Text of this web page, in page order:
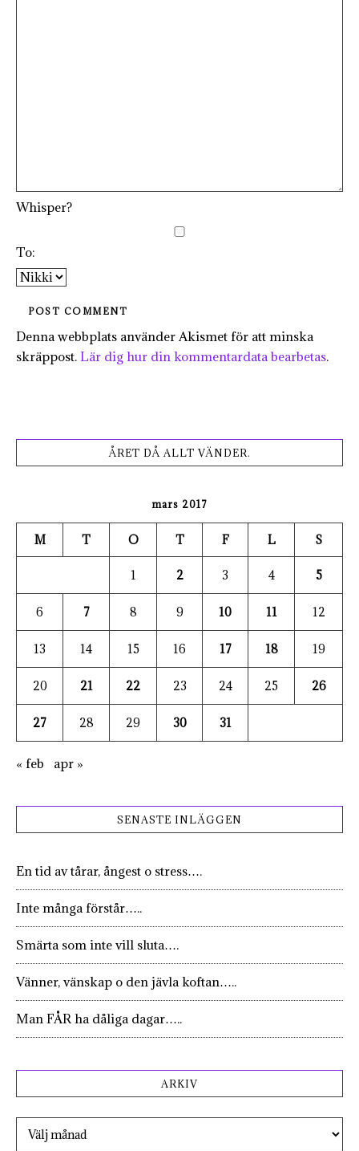
Whisper?
To:
Denna webbplats använder Akismet för att minska
skräppost. Lär dig hur din kommentardata bearbetas.
ÅRET DÅ ALLT VÄNDER.
mars 2017
M T O T F L S
1 2 3 4 5
6 7 8 9 10 11 12
13 14 15 16 17 18 19
20 21 22 23 24 25 26
27 28 29 30 31
« feb apr »
SENASTE INLÄGGEN
En tid av tårar, ångest o stress….
Inte många förstår…..
Smärta som inte vill sluta….
Vänner, vänskap o den jävla koftan…..
Man FÅR ha dåliga dagar…..
ARKIV
Arkiv